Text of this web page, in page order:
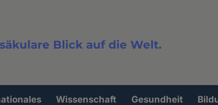
Blick auf die Welt.
Wissenschaft Gesundheit